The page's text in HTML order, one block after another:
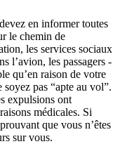
en informer toutes
le chemin de
les services sociaux
l’avion, les passagers -
qu’en raison de votre
pas “apte au vol”.
expulsions ont
médicales. Si
que vous n’êtes
sur vous.